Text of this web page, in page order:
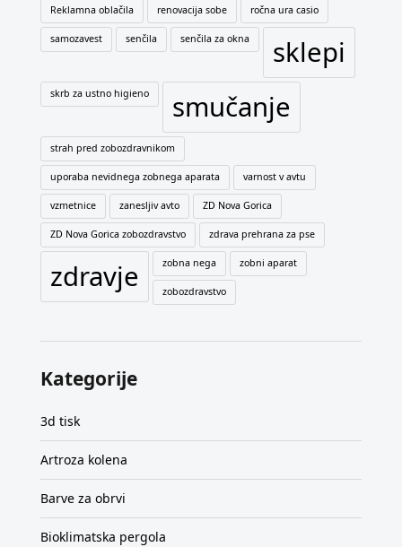
Reklamna oblačila renovacija sobe ročna ura casio
samozavest senčila senčila za okna sklepi
skrb za ustno higieno smučanje
strah pred zobozdravnikom
uporaba nevidnega zobnega aparata varnost v avtu
vzmetnice zanesljiv avto ZD Nova Gorica
ZD Nova Gorica zobozdravstvo zdrava prehrana za pse
zdravje zobna nega zobni aparat
zobozdravstvo
Kategorije
3d tisk
Artroza kolena
Barve za obrvi
Bioklimatska pergola